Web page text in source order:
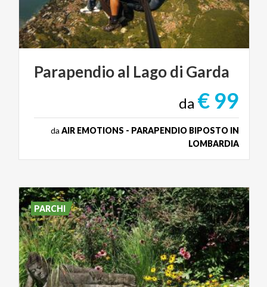
Parapendioal Lagodi Garda
da € 99
da AIR EMOTIONS - PARAPENDIO BIPOSTO IN
LOMBARDIA
PARCHI